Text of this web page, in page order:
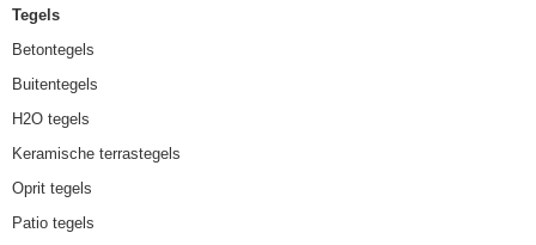
Tegels
Betontegels
Buitentegels
H2O tegels
Keramische terrastegels
Oprit tegels
Patio tegels